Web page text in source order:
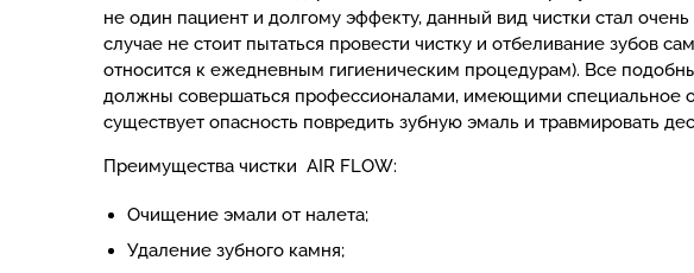
не один пациент и долгому эффекту, данный вид чистки стал
случае не стоит пытаться провести чистку и отбеливание зубов
относится к ежедневным гигиеническим процедурам). Все
должны совершаться профессионалами, имеющими специальное
существует опасность повредить зубную эмаль и травмировать
Преимущества чистки AIR FLOW:
Очищение эмали от налета;
Удаление зубного камня;